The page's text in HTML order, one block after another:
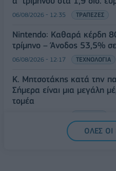
06/08/2026 - 12:35 ΤΡΑΠΕΖΕΣ
Nintendo: Καθαρά κέρδη
τρίμηνο – Άνοδος 53,5%
06/08/2026 - 12:17 ΤΕΧΝΟΛΟΓΙΑ
Κ. Μητσοτάκης κατά την
Σήμερα είναι μια μεγάλη
τομέα
ΟΛΕΣ ΟΙ